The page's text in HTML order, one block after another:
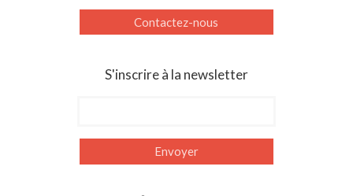
Contactez-nous
S'inscrire à la newsletter